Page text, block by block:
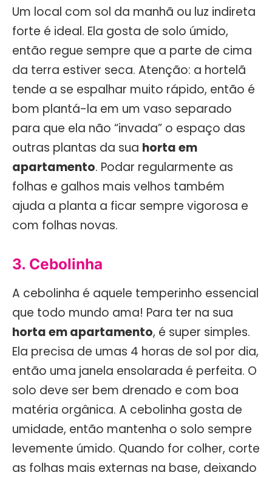
Um local com sol da manhã ou luz indireta
forte é ideal. Ela gosta de solo úmido,
então regue sempre que a parte de cima
da terra estiver seca. Atenção: a hortelã
tende a se espalhar muito rápido, então é
bom plantá-la em um vaso separado
para que ela não “invada” o espaço das
outras plantas da sua horta em
apartamento. Podar regularmente as
folhas e galhos mais velhos também
ajuda a planta a ficar sempre vigorosa e
com folhas novas.
3. Cebolinha
A cebolinha é aquele temperinho essencial
que todo mundo ama! Para ter na sua
horta em apartamento, é super simples.
Ela precisa de umas 4 horas de sol por dia,
então uma janela ensolarada é perfeita. O
solo deve ser bem drenado e com boa
matéria orgânica. A cebolinha gosta de
umidade, então mantenha o solo sempre
levemente úmido. Quando for colher, corte
as folhas mais externas na base, deixando